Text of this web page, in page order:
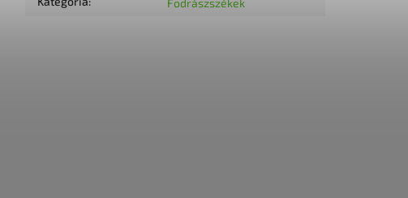
Fodrászszékek